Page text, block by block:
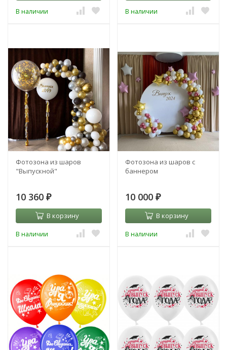
В наличии В наличии
Фотозона из шаров
"Выпускной"
10 360 ₽
В корзину
В наличии
Фотозона из шаров с
баннером
10 000 ₽
В корзину
В наличии